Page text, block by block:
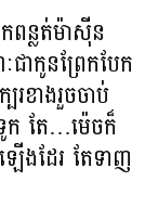
ន្លត់ម៉ាស៊ីន
ាកូនព្រែកបែក
រខាងរួចចាប់
ក តែ…ម៉េចក៏
ើងដែរ តែទាញ